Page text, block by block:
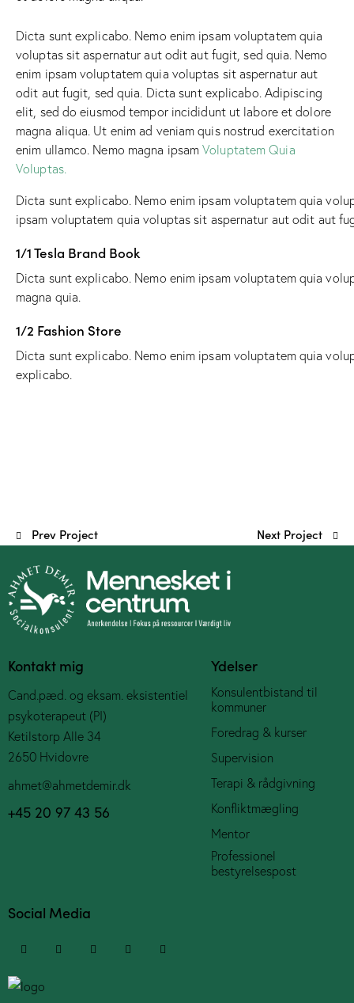
Dicta sunt explicabo. Nemo enim ipsam voluptatem quia
voluptas sit aspernatur aut odit aut fugit, sed quia. Nemo
enim ipsam voluptatem quia voluptas sit aspernatur aut
odit aut fugit, sed quia. Dicta sunt explicabo. Adipiscing
elit, sed do eiusmod tempor incididunt ut labore et dolore
magna aliqua. Ut enim ad veniam quis nostrud exercitation
enim ullamco. Nemo magna ipsamVoluptatem Quia
Voluptas.
Dicta sunt explicabo. Nemo enim ipsam voluptatem quia
ipsam voluptatem quia voluptas sit aspernatur aut odit aut
1/1 Tesla Brand Book
Dicta sunt explicabo. Nemo enim ipsam voluptatem quia
magna quia.
1/2 Fashion Store
Dicta sunt explicabo. Nemo enim ipsam voluptatem quia
explicabo.
Prev Project Next Project
Kontakt mig
Cand.pæd. og eksam. eksistentiel
psykoterapeut (PI)
Ketilstorp Alle 34
2650 Hvidovre
ahmet@ahmetdemir.dk
+45 20 97 43 56
Ydelser
Konsulentbistand til
kommuner
Foredrag & kurser
Supervision
Terapi & rådgivning
Konfliktmægling
Mentor
Professionel
bestyrelsespost
Social Media